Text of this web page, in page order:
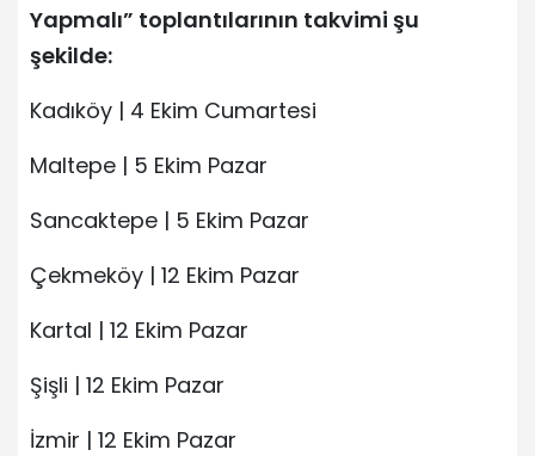
Yapmalı” toplantılarının takvimi şu
şekilde:
Kadıköy | 4 Ekim Cumartesi
Maltepe | 5 Ekim Pazar
Sancaktepe | 5 Ekim Pazar
Çekmeköy | 12 Ekim Pazar
Kartal | 12 Ekim Pazar
Şişli | 12 Ekim Pazar
İzmir | 12 Ekim Pazar